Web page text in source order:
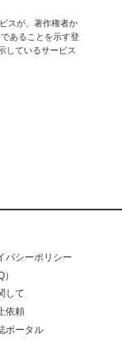
スが、著作権者か
あることを示す登
しているサービス
バシーポリシー
して
依頼
ポータル